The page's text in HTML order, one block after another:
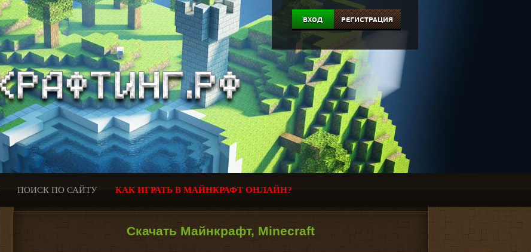
ВХОД РЕГИСТРАЦИЯ
ПОИСК ПО САЙТУ КАК ИГРАТЬ В МАЙНКРАФТ ОНЛАЙН?
Скачать Майнкрафт, Minecraft